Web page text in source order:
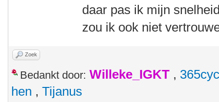
daar pas ik mijn
zou ik ook niet
Zoek
Bedankt door: Willeke_IGKT ,
hen , Tijanus